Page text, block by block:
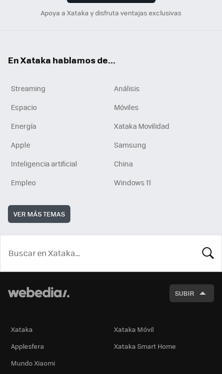
Apoya a Xataka y disfruta ventajas exclusivas
En Xataka hablamos de...
Streaming
Análisis
Espacio
Móviles
Energía
Xataka Movilidad
Apple
Samsung
Inteligencia artificial
China
Empleo
Windows 11
VER MÁS TEMAS
SUBIR
Xataka
Xataka Móvil
Applesfera
Xataka Smart Home
Mundo Xiaomi